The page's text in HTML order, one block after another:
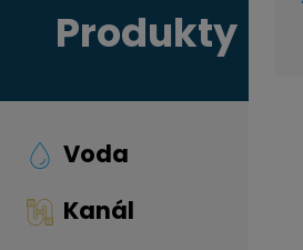
Produkty
Voda
Kanál